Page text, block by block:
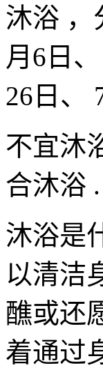
沐浴 ，
月6日
26日、
不宜沐
合沐浴 .
沐浴是
以清洁
醮或还
着通过